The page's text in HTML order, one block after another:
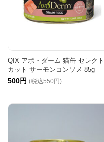
QIX アボ・ダーム 猫缶 セレクト
カット サーモンコンソメ 85g
500円 (税込550円)